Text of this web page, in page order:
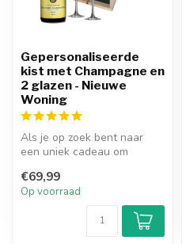
Gepersonaliseerde
kist met Champagne en
2 glazen - Nieuwe
Woning
Als je op zoek bent naar
een uniek cadeau om
een nieuwe ...
€69,99
Op voorraad